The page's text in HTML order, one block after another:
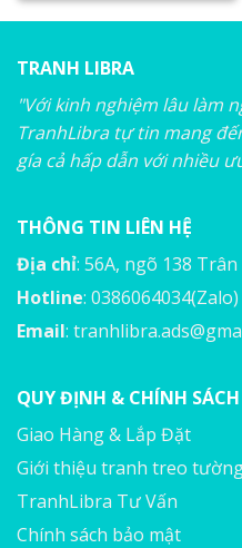
TRANH LIBRA
"Với kinh nghiệm lâu làm
TranhLibra tự tin mang
gía cả hấp dẫn với nhiều
THÔNG TIN LIÊN HỆ
Địa chỉ: 56A, ngõ 138
Hotline: 0386064034(Zalo)
Email:
QUY ĐỊNH & CHÍNH SÁCH
Giao Hàng & Lắp Đặt
Giới thiệu tranh treo
TranhLibra Tư Vấn
Chính sách bảo mật